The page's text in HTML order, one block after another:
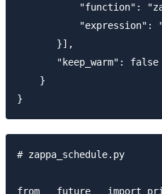
"function":
"expression":
       }],
       "keep_warm": false
    }
# zappa_schedule.py
from __future__ import